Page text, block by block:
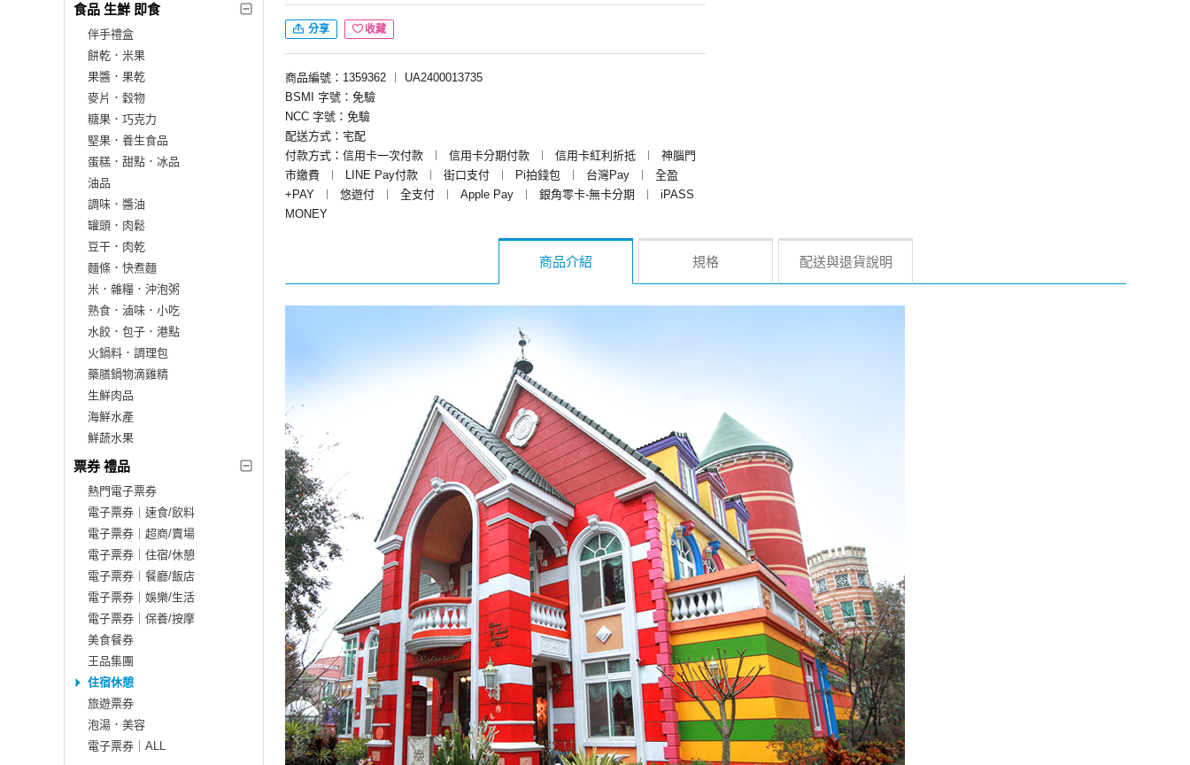
食品 生鮮 即食
伴手禮盒
餅乾．米果
果醬．果乾
麥片．穀物
糖果．巧克力
堅果．養生食品
蛋糕．甜點．冰品
油品
調味．醬油
罐頭．肉鬆
豆干．肉乾
麵條．快煮麵
米．雜糧．沖泡粥
熟食．滷味．小吃
水餃．包子．港點
火鍋料．調理包
藥膳鍋物滴雞精
生鮮肉品
海鮮水產
鮮蔬水果
票券 禮品
熱門電子票券
電子票券｜速食/飲料
電子票券｜超商/賣場
電子票券｜住宿/休憩
電子票券｜餐廳/飯店
電子票券｜娛樂/生活
電子票券｜保養/按摩
美食餐券
王品集團
住宿休憩
旅遊票券
泡湯．美容
電子票券｜ALL
分享 收藏
商品編號：1359362 ︱
UA2400013735
BSMI 字號：免驗
NCC 字號：免驗
配送方式：宅配
付款方式：信用卡一次付款
︱ 信用卡分期付款 ︱ 信用卡紅利折抵 ︱
神腦門
市繳費
︱ LINE Pay付款 ︱ 街口支付 ︱ Pi拍錢包 ︱ 台灣Pay ︱
全盈
+PAY
︱ 悠遊付 ︱ 全支付 ︱ Apple Pay ︱ 銀角零卡-無卡分期 ︱
iPASS
MONEY
商品介紹 規格 配送與退貨說明